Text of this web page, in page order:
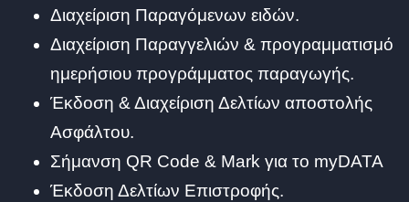
Διαχείριση Παραγόμενων ειδών.
Διαχείριση Παραγγελιών & προγραμματισμό
ημερήσιου προγράμματος παραγωγής.
Έκδοση & Διαχείριση Δελτίων αποστολής
Ασφάλτου.
Σήμανση QR Code & Mark για το myDATA
Έκδοση Δελτίων Επιστροφής.